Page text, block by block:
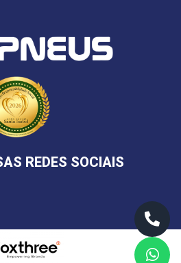
REDES SOCIAIS